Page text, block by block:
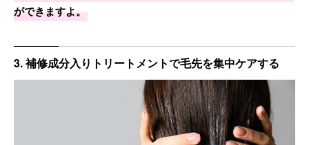
ができますよ。
3. 補修成分入りトリートメントで毛先を集中ケアする